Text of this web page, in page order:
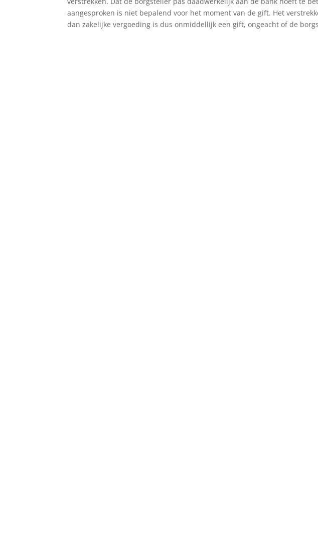
aangesproken is niet bepalend voor het moment van de gift. Het
dan zakelijke vergoeding is dus onmiddellijk een gift, ongeacht of de